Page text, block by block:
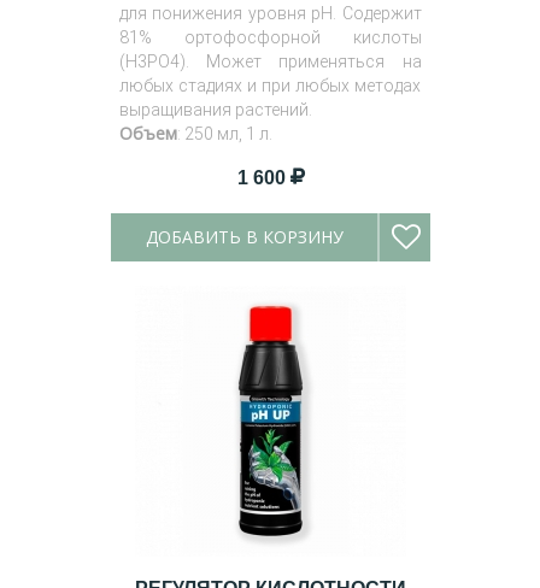
для понижения уровня pH. Содержит
81% ортофосфорной кислоты
(H3PO4). Может применяться на
любых стадиях и при любых методах
выращивания растений.
Объем: 250 мл, 1 л.
1 600
ДОБАВИТЬ В КОРЗИНУ